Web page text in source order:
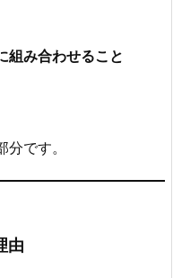
組み合わせること
です。
由